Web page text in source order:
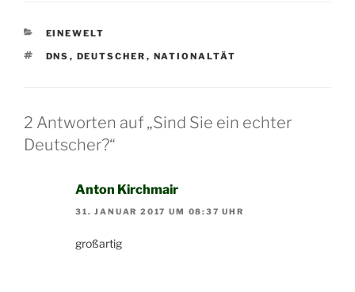
KATEGORIEN
EINEWELT
SCHLAGWÖRTER
DNS , DEUTSCHER , NATIONALTÄT
2 Antworten auf „Sind Sie ein echter
Deutscher?“
Anton Kirchmair
31. JANUAR 2017 UM 08:37 UHR
großartig